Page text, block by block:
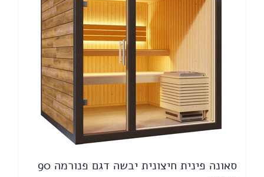
סאונה פינית חיצונית יבשה דגם פנורמה 90